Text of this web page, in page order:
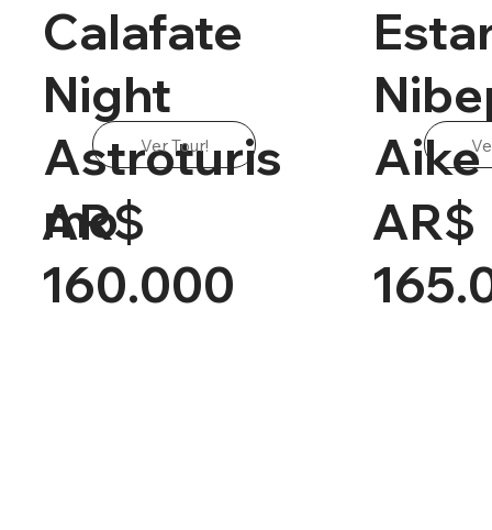
Calafate
Night
Astroturis
mo
Ver Tour!
AR$
160.000
Aike
AR$